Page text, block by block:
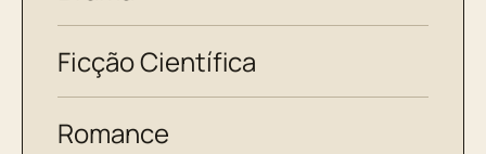
Ficção Científica
Romance